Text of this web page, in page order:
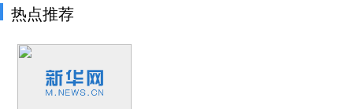
热点推荐